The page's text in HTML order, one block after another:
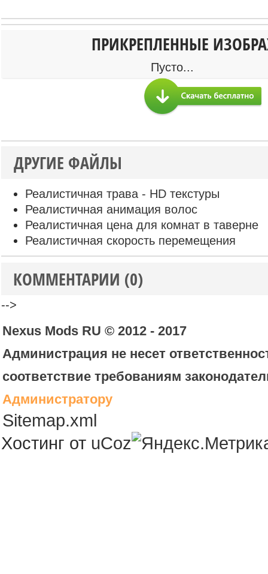
ПРИКРЕПЛЕННЫЕ
Пусто...
ДРУГИЕ ФАЙЛЫ
Реалистичная трава - HD текстуры
Реалистичная анимация волос
Реалистичная цена для комнат в таверне
Реалистичная скорость перемещения
КОММЕНТАРИИ (0)
-->
Nexus Mods RU © 2012 - 2017
Администрация не несет
соответствие требованиям
Администратору
Sitemap.xml
Хостинг от uCoz